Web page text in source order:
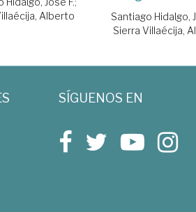
Alberto
Santiago Hidalgo,
Sierra Villaécija,
SÍGUENOS EN